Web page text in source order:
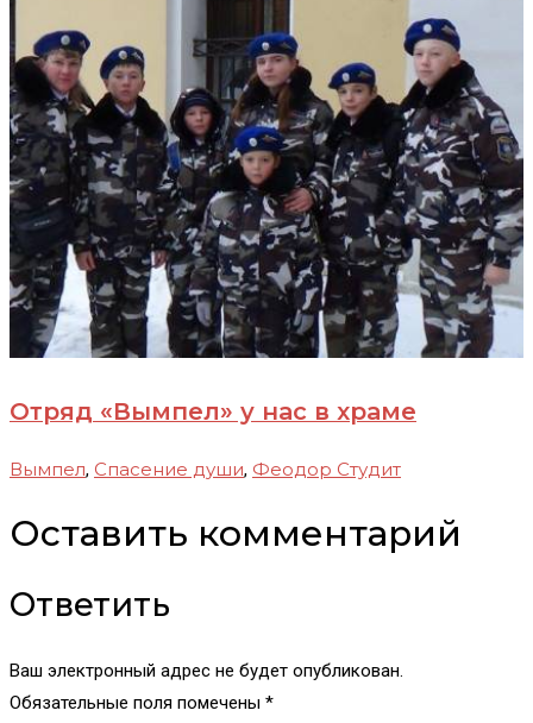
Отряд «Вымпел» у нас в храме
Вымпел, Спасение души, Феодор Студит
Оставить комментарий
Ответить
Ваш электронный адрес не будет опубликован.
Обязательные поля помечены *